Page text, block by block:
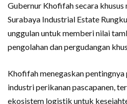
Gubernur Khofifah secara
Surabaya Industrial Estate
unggulan untuk memberi nilai
pengolahan dan pergudangan
Khofifah menegaskan
industri perikanan pascapanen,
ekosistem logistik untuk